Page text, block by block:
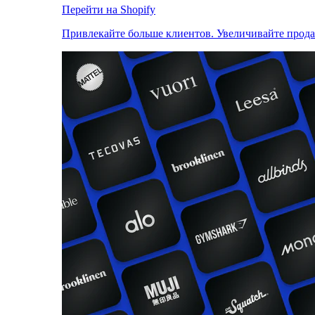
Перейти на Shopify
Привлекайте больше клиентов. Увеличивайте